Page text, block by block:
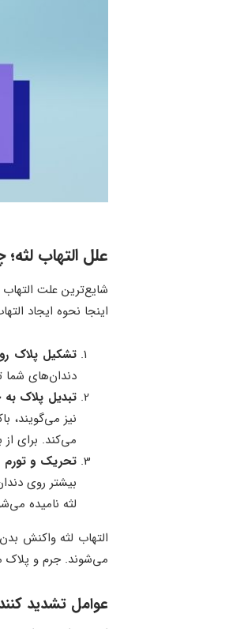
علل التهاب
شایع‌ترین علت
اینجا نحوه ایجاد
تشکیل پلاک
دندان‌های
تبدیل پلاک
نیز می‌گویند،
می‌کند. برای از
تحریک و تورم
بیشتر روی
لثه نامیده
التهاب لثه واکنش
می‌شوند. جرم و پلاک
عوامل تشدید